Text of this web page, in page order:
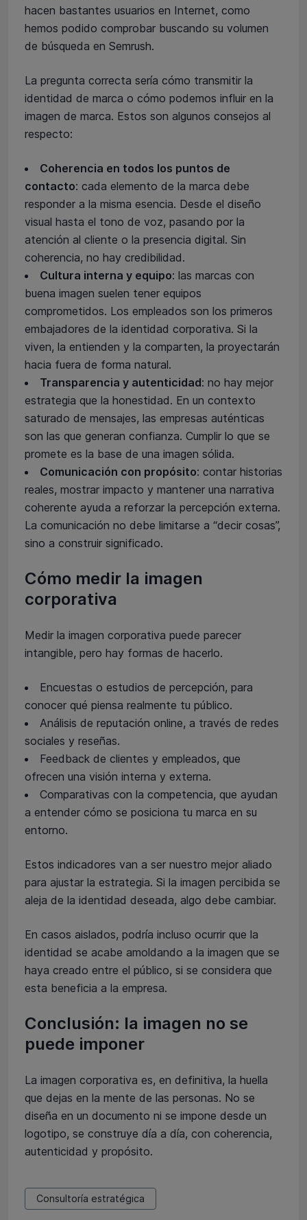
hacen bastantes usuarios en Internet, como
hemos podido comprobar buscando su volumen
de búsqueda en Semrush.
La pregunta correcta sería cómo transmitir la
identidad de marca o cómo podemos influir en la
imagen de marca. Estos son algunos consejos al
respecto:
Coherencia en todos los puntos de
contacto: cada elemento de la marca debe
responder a la misma esencia. Desde el diseño
visual hasta el tono de voz, pasando por la
atención al cliente o la presencia digital. Sin
coherencia, no hay credibilidad.
Cultura interna y equipo: las marcas con
buena imagen suelen tener equipos
comprometidos. Los empleados son los primeros
embajadores de la identidad corporativa. Si la
viven, la entienden y la comparten, la proyectarán
hacia fuera de forma natural.
Transparencia y autenticidad: no hay mejor
estrategia que la honestidad. En un contexto
saturado de mensajes, las empresas auténticas
son las que generan confianza. Cumplir lo que se
promete es la base de una imagen sólida.
Comunicación con propósito: contar historias
reales, mostrar impacto y mantener una narrativa
coherente ayuda a reforzar la percepción externa.
La comunicación no debe limitarse a “decir cosas”,
sino a construir significado.
Cómo medir la imagen
corporativa
Medir la imagen corporativa puede parecer
intangible, pero hay formas de hacerlo.
Encuestas o estudios de percepción, para
conocer qué piensa realmente tu público.
Análisis de reputación online, a través de redes
sociales y reseñas.
Feedback de clientes y empleados, que
ofrecen una visión interna y externa.
Comparativas con la competencia, que ayudan
a entender cómo se posiciona tu marca en su
entorno.
Estos indicadores van a ser nuestro mejor aliado
para ajustar la estrategia. Si la imagen percibida se
aleja de la identidad deseada, algo debe cambiar.
En casos aislados, podría incluso ocurrir que la
identidad se acabe amoldando a la imagen que se
haya creado entre el público, si se considera que
esta beneficia a la empresa.
Conclusión: la imagen no se
puede imponer
La imagen corporativa es, en definitiva, la huella
que dejas en la mente de las personas. No se
diseña en un documento ni se impone desde un
logotipo, se construye día a día, con coherencia,
autenticidad y propósito.
Consultoría estratégica